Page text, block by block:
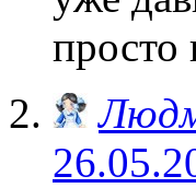
просто